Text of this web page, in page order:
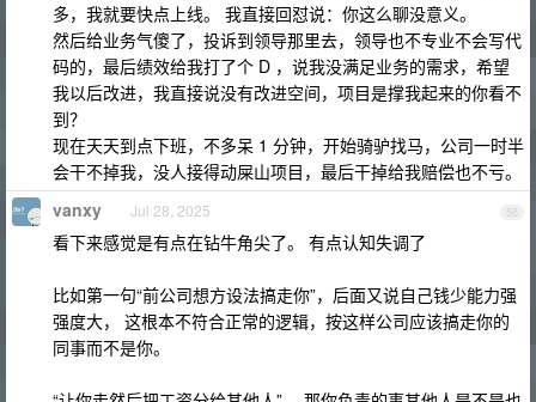
多，我就要快点上线。 我直接回怼说：你这么聊没意义。
然后给业务气傻了，投诉到领导那里去，领导也不专业不会写代
码的，最后绩效给我打了个 D ，说我没满足业务的需求，希望
我以后改进，我直接说没有改进空间，项目是撑我起来的你看不
到？
现在天天到点下班，不多呆 1 分钟，开始骑驴找马，公司一时半
会干不掉我，没人接得动屎山项目，最后干掉给我赔偿也不亏。
56
vanxy Jul 28, 2025
看下来感觉是有点在钻牛角尖了。 有点认知失调了
比如第一句“前公司想方设法搞走你”，后面又说自己钱少能力强
强度大， 这根本不符合正常的逻辑，按这样公司应该搞走你的
同事而不是你。